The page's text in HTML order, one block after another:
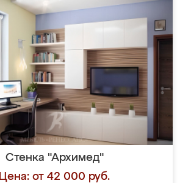
Стенка "Архимед"
Цена: от 42 000 руб.